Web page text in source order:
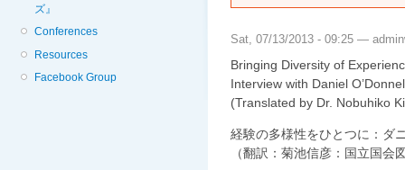
ズ』
Conferences
Resources
Facebook Group
Sat, 07/13/2013 - 09:25 —
Bringing Diversity of
Interview with Daniel
(Translated by Dr. Nobuhiko
経験の多様性をひとつに：ダ
（翻訳：菊池信彦：国立国会